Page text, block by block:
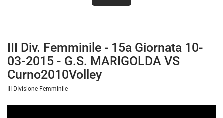
III Div. Femminile - 15a Giornata 10-
03-2015 - G.S. MARIGOLDA VS
Curno2010Volley
III DIvisione Femminile